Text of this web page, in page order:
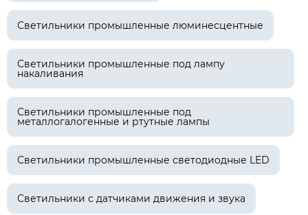
Светильники промышленные люминесцентные
Светильники промышленные под лампу
накаливания
Светильники промышленные под
металлогалогенные и ртутные лампы
Светильники промышленные светодиодные LED
Светильники с датчиками движения и звука